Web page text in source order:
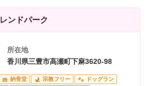
ンドパーク
所在地
香川県三豊市高瀬町下麻3620-98
納骨堂 宗教フリー
ドッグラン